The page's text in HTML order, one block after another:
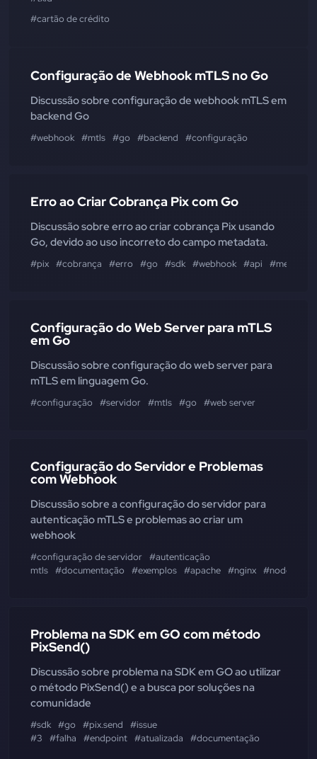
#cartão de crédito
Configuração de Webhook mTLS no Go
Discussão sobre configuração de webhook mTLS em
backend Go
#webhook #mtls #go #backend #configuração
Erro ao Criar Cobrança Pix com Go
Discussão sobre erro ao criar cobrança Pix usando
Go, devido ao uso incorreto do campo metadata.
#pix #cobrança #erro #go #sdk #webhook #api #metadata
Configuração do Web Server para mTLS
em Go
Discussão sobre configuração do web server para
mTLS em linguagem Go.
#configuração #servidor #mtls #go #web server
Configuração do Servidor e Problemas
com Webhook
Discussão sobre a configuração do servidor para
autenticação mTLS e problemas ao criar um
webhook
#configuração de servidor
#autenticação
mtls #documentação #exemplos #apache #nginx #node
Problema na SDK em GO com método
PixSend()
Discussão sobre problema na SDK em GO ao utilizar
o método PixSend() e a busca por soluções na
comunidade
#sdk #go #pix.send
#issue
#3
#falha #endpoint #atualizada #documentação